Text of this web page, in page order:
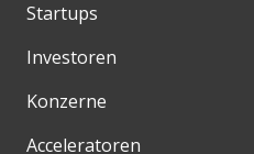
Startups
Investoren
Konzerne
Acceleratoren